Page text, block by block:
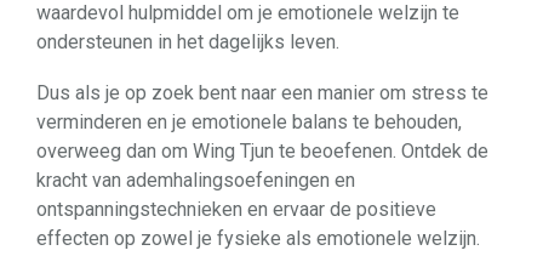
waardevol hulpmiddel om je emotionele welzijn te
ondersteunen in het dagelijks leven.
Dus als je op zoek bent naar een manier om stress te
verminderen en je emotionele balans te behouden,
overweeg dan om Wing Tjun te beoefenen. Ontdek de
kracht van ademhalingsoefeningen en
ontspanningstechnieken en ervaar de positieve
effecten op zowel je fysieke als emotionele welzijn.